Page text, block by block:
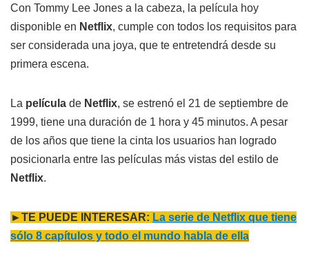
Con Tommy Lee Jones a la cabeza, la película hoy
disponible en Netflix, cumple con todos los requisitos para
ser considerada una joya, que te entretendrá desde su
primera escena.
La película de Netflix, se estrenó el 21 de septiembre de
1999, tiene una duración de 1 hora y 45 minutos. A pesar
de los años que tiene la cinta los usuarios han logrado
posicionarla entre las películas más vistas del estilo de
Netflix.
►TE PUEDE INTERESAR: La serie de Netflix que tiene
sólo 8 capítulos y todo el mundo habla de ella